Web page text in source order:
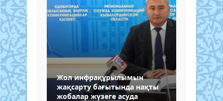
Жол инфрақұрылымын
жақсарту бағытында нақты
жобалар жүзеге асуда